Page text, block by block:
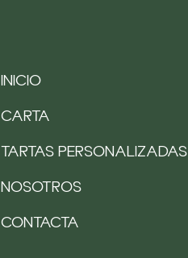
INICIO
CARTA
TARTAS PERSONALIZADAS
NOSOTROS
CONTACTA